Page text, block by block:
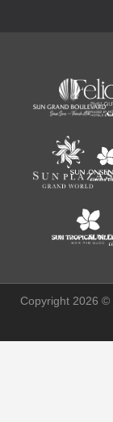
Copyright 2026 ©